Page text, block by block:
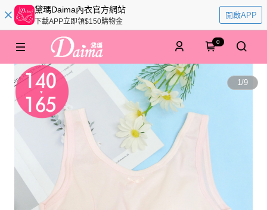
黛瑪Daima內衣官方網站
下載APP立即領$150購物金
開啟APP
0
1/9